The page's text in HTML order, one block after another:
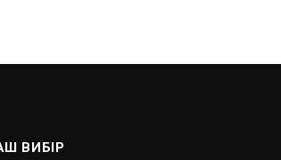
ВИБІР